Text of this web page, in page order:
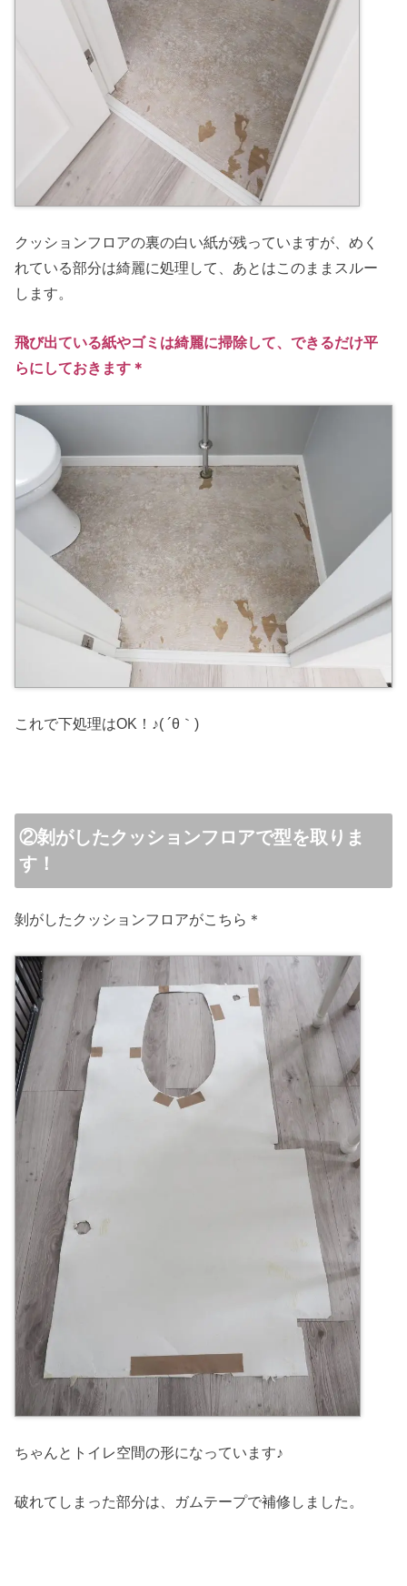
クッションフロアの裏の白い紙が残っていますが、めく
れている部分は綺麗に処理して、あとはこのままスルー
します。
飛び出ている紙やゴミは綺麗に掃除して、できるだけ平
らにしておきます＊
これで下処理はOK！♪( ´θ｀)
②剝がしたクッションフロアで型を取りま
す！
剝がしたクッションフロアがこちら＊
ちゃんとトイレ空間の形になっています♪
破れてしまった部分は、ガムテープで補修しました。